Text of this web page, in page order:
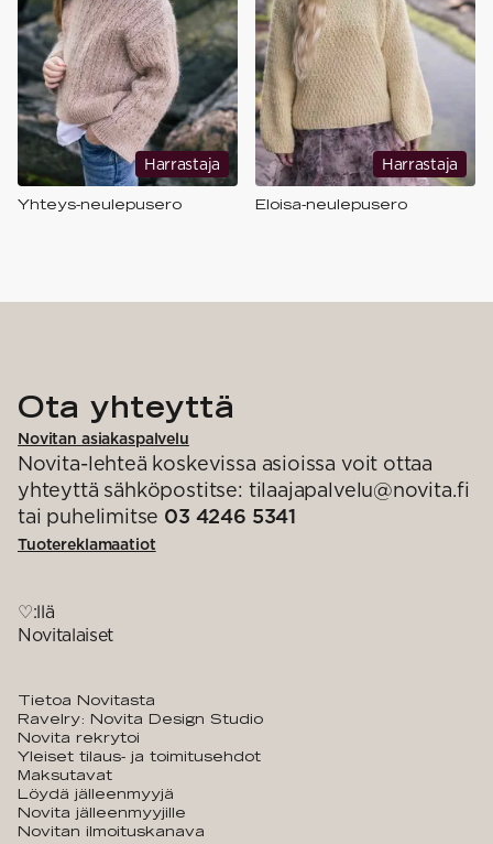
Harrastaja
Yhteys-neulepusero
Harrastaja
Eloisa-neulepusero
Ota yhteyttä
Novitan asiakaspalvelu
Novita-lehteä koskevissa asioissa voit ottaa
yhteyttä sähköpostitse: tilaajapalvelu@novita.fi
tai puhelimitse 03 4246 5341
Tuotereklamaatiot
♡:llä
Novitalaiset
Tietoa Novitasta
Ravelry: Novita Design Studio
Novita rekrytoi
Yleiset tilaus- ja toimitusehdot
Maksutavat
Löydä jälleenmyyjä
Novita jälleenmyyjille
Novitan ilmoituskanava